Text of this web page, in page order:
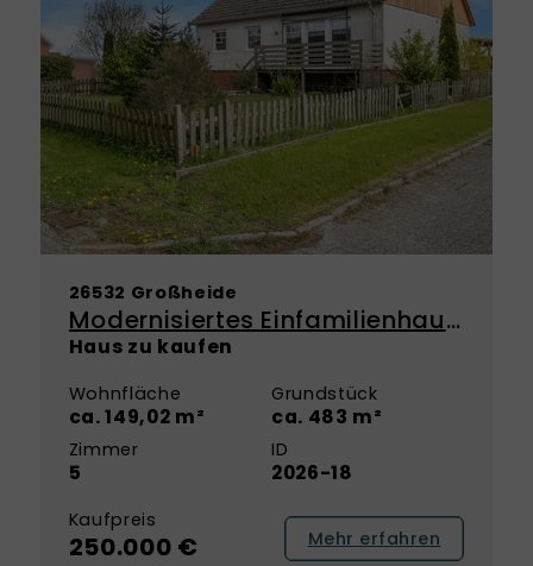
26532 Großheide
Modernisiertes Einfamilienhaus mit vielseitigem Nutzungskonzept - Viel Raum für Ihre Wohnideen!
Haus zu kaufen
Wohnfläche
ca. 149,02 m²
Grundstück
ca. 483 m²
Zimmer
5
ID
2026-18
Kaufpreis
250.000 € Mehr erfahren